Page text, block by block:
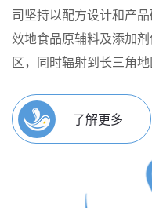
司坚持以配方设计和产
效地食品原辅料及添加
区，同时辐射到长三角地
了解更多